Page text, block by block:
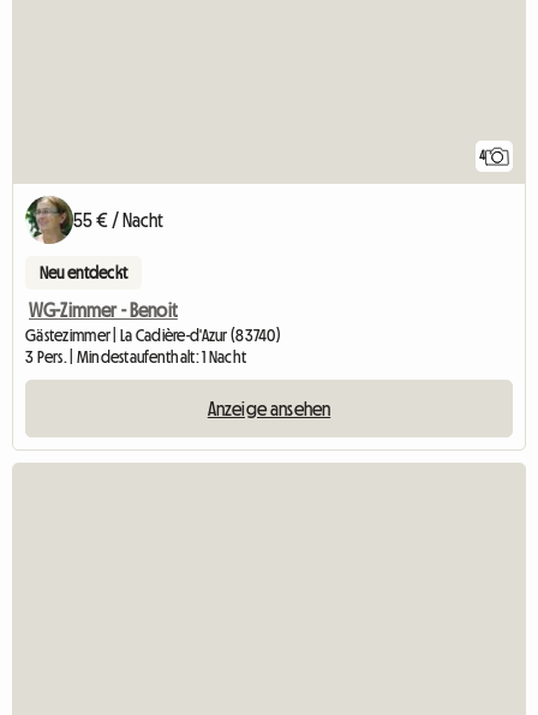
4
55 € / Nacht
Neu entdeckt
WG-Zimmer - Benoit
Gästezimmer | La Cadière-d'Azur (83740)
3 Pers. | Mindestaufenthalt: 1 Nacht
Anzeige ansehen